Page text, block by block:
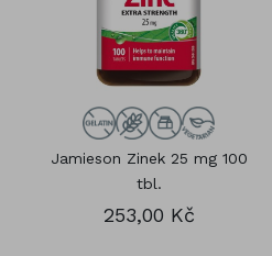
Jamieson Zinek 25 mg 100
tbl.
253,00 Kč